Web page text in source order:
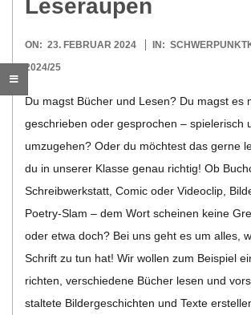
H
U
L
E
Leseraupen
2024-
02-
ON: 23. FEBRUAR 2024 IN:
2024/25
Du magst Bücher und Lesen? Du magst es
geschrie­ben oder gespro­chen – spie­le­risch
umzu­ge­hen? Oder du möch­test das gerne
du in unse­rer Klasse genau rich­tig! Ob
Schreib­werk­statt, Comic oder Video­clip,
Poetry-Slam – dem Wort schei­nen keine
oder etwa doch? Bei uns geht es um alles,
Schrift zu tun hat! Wir wol­len zum Bei­spiel
rich­ten, ver­schie­dene Bücher lesen und
stal­tete Bil­der­ge­schich­ten und Texte